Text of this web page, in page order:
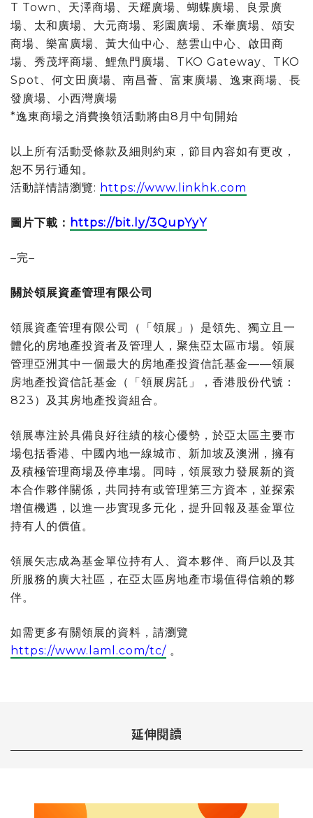
T Town、天澤商場、天耀廣場、蝴蝶廣場、良景廣
場、太和廣場、大元商場、彩園廣場、禾輋廣場、頌安
商場、樂富廣場、黃大仙中心、慈雲山中心、啟田商
場、秀茂坪商場、鯉魚門廣場、TKO Gateway、TKO
Spot、何文田廣場、南昌薈、富東廣場、逸東商場、長
發廣場、小西灣廣場
*逸東商場之消費換領活動將由8月中旬開始
以上所有活動受條款及細則約束，節目內容如有更改，
恕不另行通知。
活動詳情請瀏覽: https://www.linkhk.com
圖片下載： https://bit.ly/3QupYyY
–完–
關於領展資產管理有限公司
領展資產管理有限公司（「領展」）是領先、獨立且一
體化的房地產投資者及管理人，聚焦亞太區市場。領展
管理亞洲其中一個最大的房地產投資信託基金——領展
房地產投資信託基金（「領展房託」，香港股份代號：
823）及其房地產投資組合。
領展專注於具備良好往績的核心優勢，於亞太區主要市
場包括香港、中國內地一線城市、新加坡及澳洲，擁有
及積極管理商場及停車場。同時，領展致力發展新的資
本合作夥伴關係，共同持有或管理第三方資本，並探索
增值機遇，以進一步實現多元化，提升回報及基金單位
持有人的價值。
領展矢志成為基金單位持有人、資本夥伴、商戶以及其
所服務的廣大社區，在亞太區房地產市場值得信賴的夥
伴。
如需更多有關領展的資料，請瀏覽
https://www.laml.com/tc/ 。
延伸閱讀